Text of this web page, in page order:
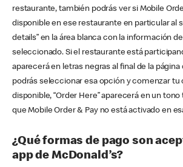
restaurante, también podrás ver si Mobile
disponible en ese restaurante en particular al
details” en la área blanca con la información
seleccionado. Si el restaurante está
aparecerá en letras negras al final de la
podrás seleccionar esa opción y comenzar tu
disponible, “Order Here” aparecerá en un
que Mobile Order & Pay no está activado en
¿Qué formas de pago son
app de McDonald’s?